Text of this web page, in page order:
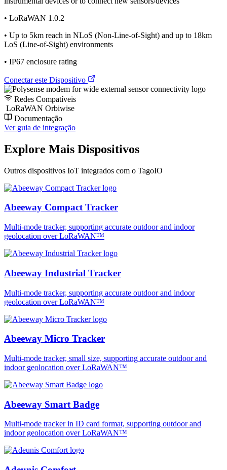
• LoRaWAN 1.0.2
• Up to 5km reach in NLoS (Non-Line-of-Sight) and up to 18km
LoS (Line-of-Sight) environments
• IP67 enclosure rating
Conectar este Dispositivo
Redes Compatíveis
LoRaWAN Orbiwise
Documentação
Ver guia de integração
Explore Mais Dispositivos
Outros dispositivos IoT integrados com o TagoIO
Abeeway Compact Tracker
Multi-mode tracker, supporting accurate outdoor and indoor
geolocation over LoRaWAN™
Abeeway Industrial Tracker
Multi-mode tracker, supporting accurate outdoor and indoor
geolocation over LoRaWAN™
Abeeway Micro Tracker
Multi-mode tracker, small size, supporting accurate outdoor and
indoor geolocation over LoRaWAN™
Abeeway Smart Badge
Multi-mode tracker in ID card format, supporting outdoor and
indoor geolocation over LoRaWAN™